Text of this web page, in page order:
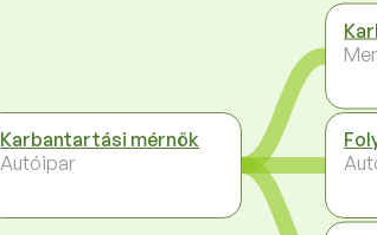
Karbantartási mérnök
Autóipar